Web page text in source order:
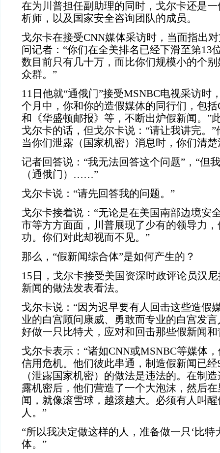
在为川普担任副助理的同时，戈尔卡还是
析师，以及国家安全咨询团队的成员。
戈尔卡在接受CNN媒体采访时，当面指出
问记者：“你们在全美排名已经下滑至第
数目前只有几十万，而比你们规模小的个
众群。”
11日他就“通俄门”接受MSNBC电视采访时
个月中，你和你的造假媒体的同行们，包
和《华盛顿邮报》等，不断出炉假新闻。”
戈尔卡的话，但戈尔卡说：“请让我讲完。”
当你们泄露（国家机密）消息时，你们清
记者回答说：“我无法回答这个问题”，“但
（通俄门）……”
戈尔卡说：“请先回答我的问题。”
戈尔卡接着说：“无论是在美国南部边境安
市等方方面面，川普展现了少有的领导力
功。你们对此却视而不见。”
那么，“假新闻综合体”是如何产生的？
15日，戈尔卡接受美国资深时政评论员汉
新闻的做法发表看法。
戈尔卡说：“因为迟早要有人回击这些造假
业的白宫顾问康威、勇敢而专业的白宫发
好做一只比特犬，应对和回击那些假新闻和
戈尔卡表示：“诸如CNN或MSNBC等媒体
信用危机。他们彼此串通，制造假新闻已
（泄露国家机密）的做法是违法的。在制
露机密后，他们营造了一个大泡沫，然后
闻，就像滚雪球，越滚越大。必须有人叫
人。”
“所以我决定做这样的人，准备做一只‘比特
体。”